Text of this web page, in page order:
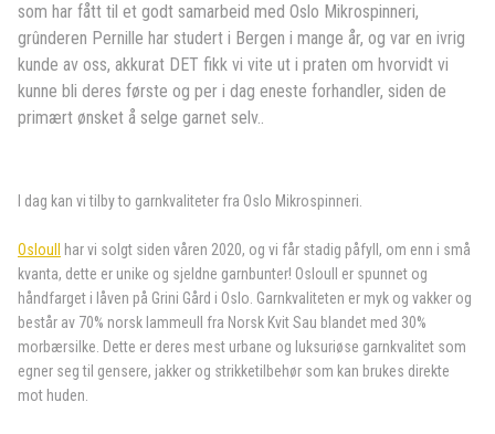
som har fått til et godt samarbeid med Oslo Mikrospinneri,
grûnderen Pernille har studert i Bergen i mange år, og var en ivrig
kunde av oss, akkurat DET fikk vi vite ut i praten om hvorvidt vi
kunne bli deres første og per i dag eneste forhandler, siden de
primært ønsket å selge garnet selv..
I dag kan vi tilby to garnkvaliteter fra Oslo Mikrospinneri.
Osloull
har vi solgt siden våren 2020, og vi får stadig påfyll, om enn i små
kvanta, dette er unike og sjeldne garnbunter! Osloull er spunnet og
håndfarget i låven på Grini Gård i Oslo. Garnkvaliteten er myk og vakker og
består av 70% norsk lammeull fra Norsk Kvit Sau blandet med 30%
morbærsilke. Dette er deres mest urbane og luksuriøse garnkvalitet som
egner seg til gensere, jakker og strikketilbehør som kan brukes direkte
mot huden.